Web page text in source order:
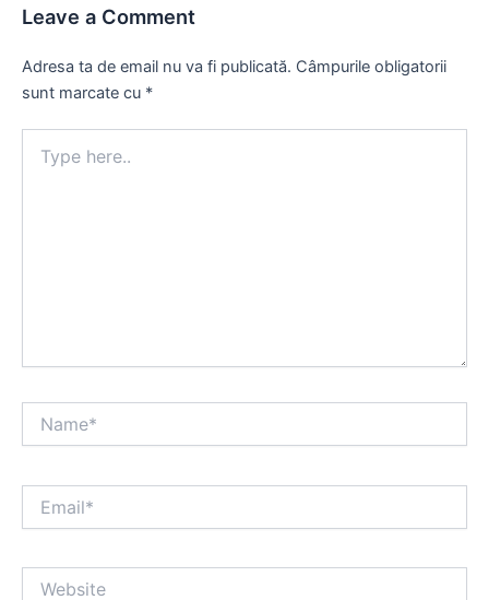
Leave a Comment
Adresa ta de email nu va fi publicată. Câmpurile obligatorii
sunt marcate cu *
here..